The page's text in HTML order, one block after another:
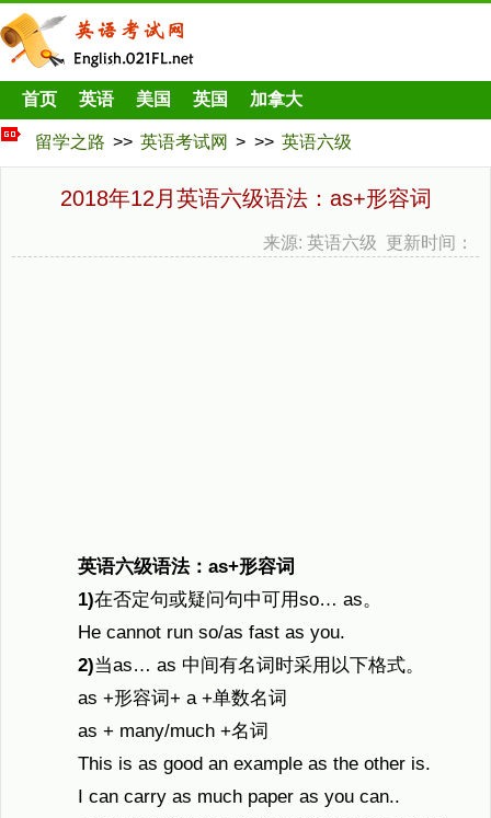
首页 英语 美国 英国 加拿大
留学之路 >> 英语考试网 > >> 英语六级
2018年12月英语六级语法：as+形容词
来源: 英语六级 更新时间：
英语六级语法：as+形容词
1)在否定句或疑问句中可用so… as。
He cannot run so/as fast as you.
2)当as… as 中间有名词时采用以下格式。
as +形容词+ a +单数名词
as + many/much +名词
This is as good an example as the other is.
I can carry as much paper as you can..